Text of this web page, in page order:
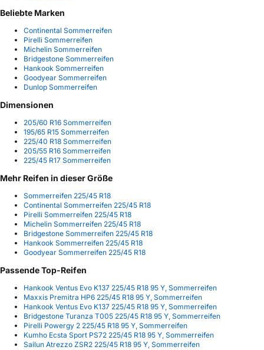
Beliebte Marken
Continental Sommerreifen
Pirelli Sommerreifen
Michelin Sommerreifen
Bridgestone Sommerreifen
Hankook Sommerreifen
Goodyear Sommerreifen
Dunlop Sommerreifen
Dimensionen
205/60 R16 Sommerreifen
195/65 R15 Sommerreifen
225/40 R18 Sommerreifen
205/55 R16 Sommerreifen
225/45 R17 Sommerreifen
Mehr Reifen in dieser Größe
Sommerreifen 225/45 R18
Continental Sommerreifen 225/45 R18
Pirelli Sommerreifen 225/45 R18
Michelin Sommerreifen 225/45 R18
Bridgestone Sommerreifen 225/45 R18
Hankook Sommerreifen 225/45 R18
Goodyear Sommerreifen 225/45 R18
Passende Top-Reifen
Hankook Ventus Evo K137 225/45 R18 95 Y, Sommerreifen
Maxxis Premitra HP6 225/45 R18 95 Y, Sommerreifen
Hankook Ventus Evo K137 225/45 R18 95 Y, Sommerreifen
Bridgestone Turanza T005 225/45 R18 95 Y, Sommerreifen
Pirelli Powergy 2 225/45 R18 95 Y, Sommerreifen
Kumho Ecsta Sport PS72 225/45 R18 95 Y, Sommerreifen
Sailun Atrezzo ZSR2 225/45 R18 95 Y, Sommerreifen